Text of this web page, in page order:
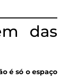
das
é só o espaço